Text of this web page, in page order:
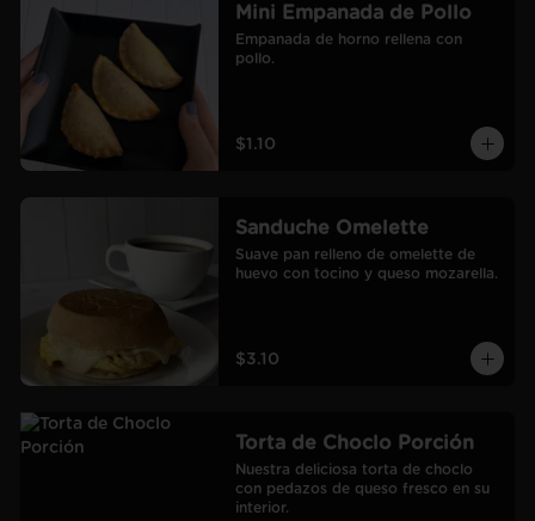
Mini Empanada de Pollo
Empanada de horno rellena con
pollo.
$1.10
Sanduche Omelette
Suave pan relleno de omelette de
huevo con tocino y queso mozarella.
$3.10
Torta de Choclo Porción
Nuestra deliciosa torta de choclo
con pedazos de queso fresco en su
interior.